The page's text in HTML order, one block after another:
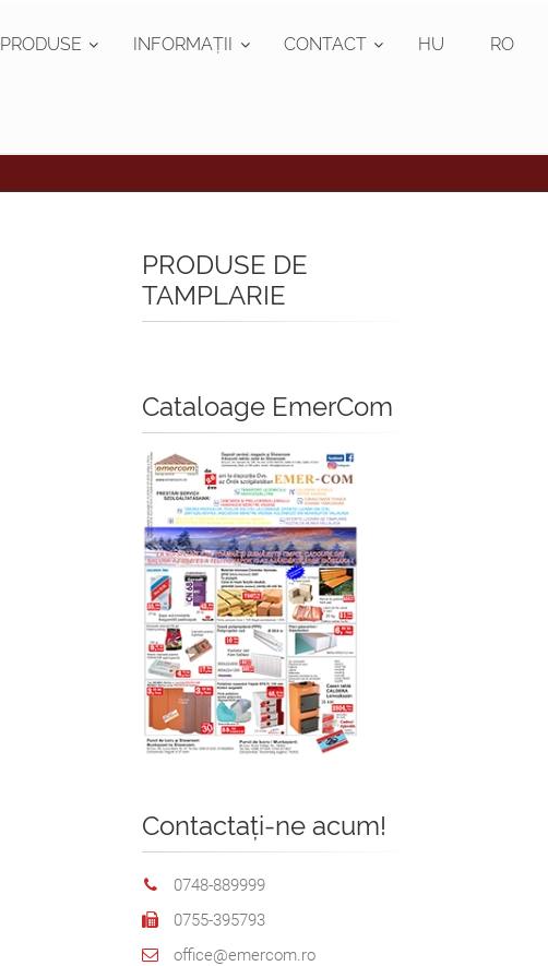
PRODUSE INFORMAȚII CONTACT HU RO
PRODUSE DE
TAMPLARIE
Cataloage EmerCom
Contactați-ne acum!
0748-889999
0755-395793
office@emercom.ro